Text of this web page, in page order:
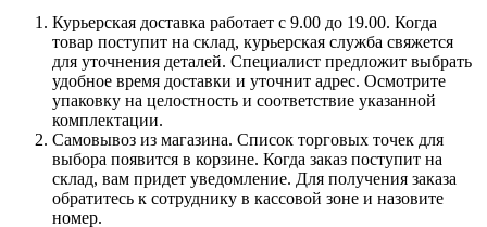
Курьерская доставка работает с 9.00 до 19.00. Когда
товар поступит на склад, курьерская служба свяжется
для уточнения деталей. Специалист предложит выбрать
удобное время доставки и уточнит адрес. Осмотрите
упаковку на целостность и соответствие указанной
комплектации.
Самовывоз из магазина. Список торговых точек для
выбора появится в корзине. Когда заказ поступит на
склад, вам придет уведомление. Для получения заказа
обратитесь к сотруднику в кассовой зоне и назовите
номер.